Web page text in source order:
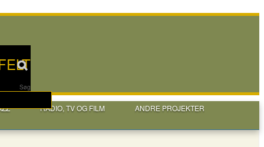
Søg
RADIO, TV OG FILM
ANDRE PROJEKTER